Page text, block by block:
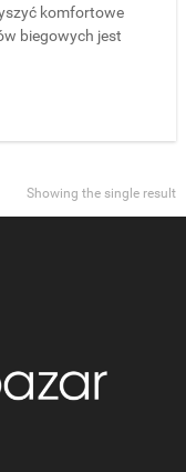
komfortowe
biegowych jest
Showing the single result